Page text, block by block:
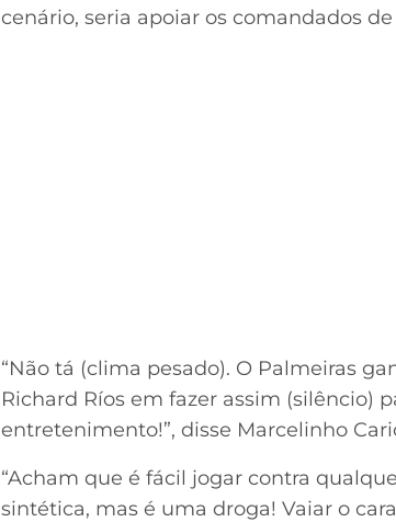
cenário, seria apoiar os comandados
“Não tá (clima pesado). O Palmeiras
Richard Ríos em fazer assim (silêncio)
entretenimento!”, disse Marcelinho
“Acham que é fácil jogar contra
sintética, mas é uma droga! Vaiar o